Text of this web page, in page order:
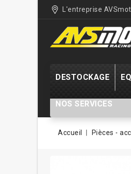
L'entreprise
DESTOCKAGE
NOS SERVICES
Accueil Pièces -